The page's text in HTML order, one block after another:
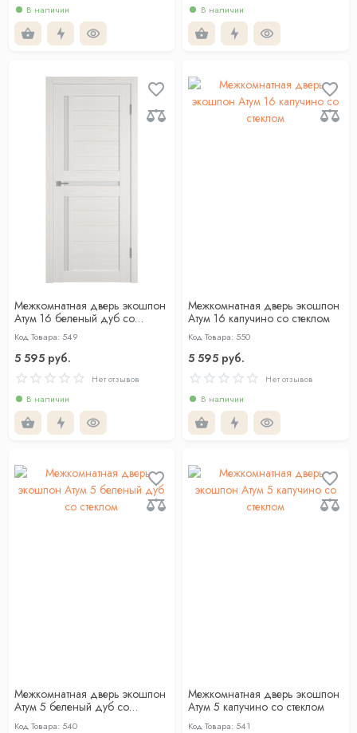
В наличии
В наличии
Межкомнатная дверь экошпон
Атум 16 беленый дуб со
стеклом
Код Товара: 549
5 595 руб.
Нет отзывов
В наличии
Межкомнатная дверь экошпон
Атум 16 капучино со стеклом
Код Товара: 550
5 595 руб.
Нет отзывов
В наличии
Межкомнатная дверь экошпон
Атум 5 беленый дуб со
стеклом
Код Товара: 540
Межкомнатная дверь экошпон
Атум 5 капучино со стеклом
Код Товара: 541